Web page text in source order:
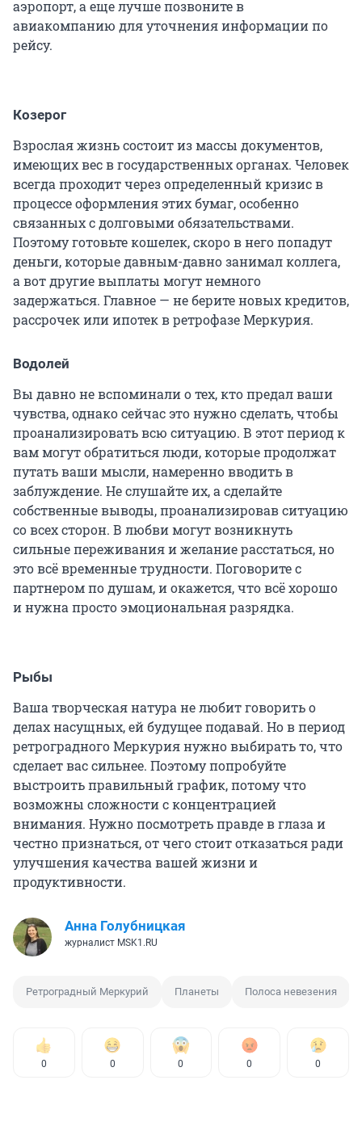
аэропорт, а еще лучше позвоните в
авиакомпанию для уточнения информации по
рейсу.
Козерог
Взрослая жизнь состоит из массы документов,
имеющих вес в государственных органах. Человек
всегда проходит через определенный кризис в
процессе оформления этих бумаг, особенно
связанных с долговыми обязательствами.
Поэтому готовьте кошелек, скоро в него попадут
деньги, которые давным-давно занимал коллега,
а вот другие выплаты могут немного
задержаться. Главное — не берите новых кредитов,
рассрочек или ипотек в ретрофазе Меркурия.
Водолей
Вы давно не вспоминали о тех, кто предал ваши
чувства, однако сейчас это нужно сделать, чтобы
проанализировать всю ситуацию. В этот период к
вам могут обратиться люди, которые продолжат
путать ваши мысли, намеренно вводить в
заблуждение. Не слушайте их, а сделайте
собственные выводы, проанализировав ситуацию
со всех сторон. В любви могут возникнуть
сильные переживания и желание расстаться, но
это всё временные трудности. Поговорите с
партнером по душам, и окажется, что всё хорошо
и нужна просто эмоциональная разрядка.
Рыбы
Ваша творческая натура не любит говорить о
делах насущных, ей будущее подавай. Но в период
ретроградного Меркурия нужно выбирать то, что
сделает вас сильнее. Поэтому попробуйте
выстроить правильный график, потому что
возможны сложности с концентрацией
внимания. Нужно посмотреть правде в глаза и
честно признаться, от чего стоит отказаться ради
улучшения качества вашей жизни и
продуктивности.
Анна Голубницкая
журналист MSK1.RU
Ретроградный Меркурий Планеты Полоса невезения
0 0 0 0 0